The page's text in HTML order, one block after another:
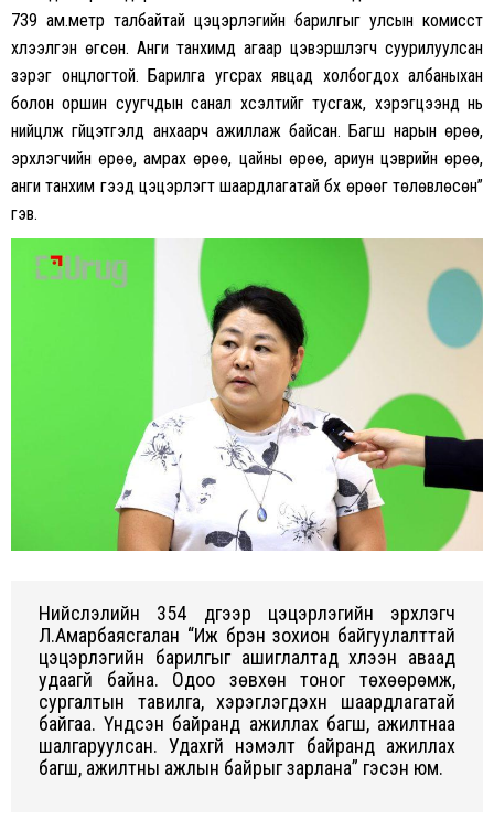
739 ам.метр талбайтай цэцэрлэгийн барилгыг улсын комисст
хүлээлгэн өгсөн. Анги танхимд агаар цэвэршүүлэгч суурилуулсан
зэрэг онцлогтой. Барилга угсрах явцад холбогдох албаныхан
болон оршин суугчдын санал хүсэлтийг тусгаж, хэрэгцээнд нь
нийцүүлж гүйцэтгэлд анхаарч ажиллаж байсан. Багш нарын өрөө,
эрхлэгчийн өрөө, амрах өрөө, цайны өрөө, ариун цэврийн өрөө,
анги танхим гээд цэцэрлэгт шаардлагатай бүх өрөөг төлөвлөсөн”
гэв.
Нийслэлийн 354 дүгээр цэцэрлэгийн эрхлэгч
Л.Амарбаясгалан “Иж бүрэн зохион байгуулалттай
цэцэрлэгийн барилгыг ашиглалтад хүлээн аваад
удаагүй байна. Одоо зөвхөн тоног төхөөрөмж,
сургалтын тавилга, хэрэглэгдэхүүн шаардлагатай
байгаа. Үндсэн байранд ажиллах багш, ажилтнаа
шалгаруулсан. Удахгүй нэмэлт байранд ажиллах
багш, ажилтны ажлын байрыг зарлана” гэсэн юм.